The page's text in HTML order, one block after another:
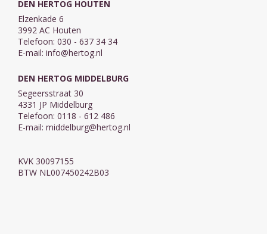
DEN HERTOG HOUTEN
Elzenkade 6
3992 AC Houten
Telefoon: 030 - 637 34 34
E-mail: info@hertog.nl
DEN HERTOG MIDDELBURG
Segeersstraat 30
4331 JP Middelburg
Telefoon: 0118 - 612 486
E-mail: middelburg@hertog.nl
KVK 30097155
BTW NL007450242B03